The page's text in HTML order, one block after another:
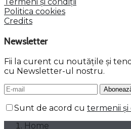
Termeni și condiții
Politica cookies
Credits
Newsletter
Fii la curent cu noutățile și
cu Newsletter-ul nostru.
Sunt de acord cu termenii și
Home